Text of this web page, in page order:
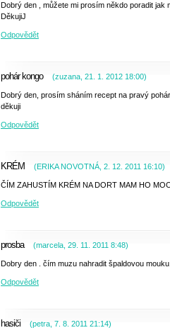
Dobrý den , můžete mi prosím někdo poradit jak
DěkujiJ
Odpovědět
pohár kongo (zuzana 21. 1. 2012 18:00)
Dobrý den, prosím sháním recept na pravý
děkuji
Odpovědět
KRÉM (ERIKA NOVOTNÁ 2. 12. 2011 16:10)
ČÍM ZAHUSTÍM KRÉM NA DORT MAM HO
Odpovědět
prosba (marcela 29. 11. 2011 8:48)
Dobry den . čím muzu nahradit špaldovou
Odpovědět
hasiči (petra 7. 8. 2011 21:14)